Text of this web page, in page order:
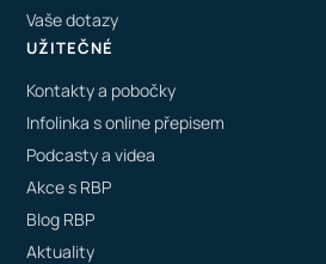
Vaše dotazy
UŽITEČNÉ
Kontakty a pobočky
Infolinka s online přepisem
Podcasty a videa
Akce s RBP
Blog RBP
Aktuality